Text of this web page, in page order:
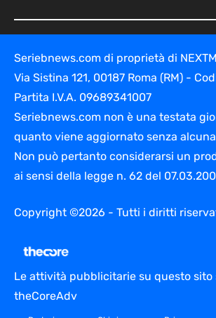
Seriebnews.com di proprietà di
Via Sistina 121, 00187 Roma (RM) -
Partita I.V.A. 09689341007
Seriebnews.com non è una testata
quanto viene aggiornato senza
Non può pertanto considerarsi un
ai sensi della legge n. 62 del
Copyright ©2026 - Tutti i diritti
Le attività pubblicitarie su questo sito
theCoreAdv